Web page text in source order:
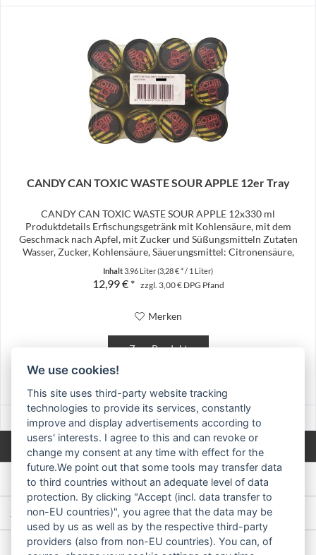
CANDY CAN TOXIC WASTE SOUR APPLE 12er Tray
CANDY CAN TOXIC WASTE SOUR APPLE 12x330 ml
Produktdetails Erfischungsgetränk mit Kohlensäure, mit dem
Geschmack nach Apfel, mit Zucker und Süßungsmitteln Zutaten
Wasser, Zucker, Kohlensäure, Säuerungsmittel: Citronensäure,
Inhalt3.96 Liter(3,28 € * / 1 Liter)
12,99 € * zzgl. 3,00 € DPG Pfand
Merken
Zum Produkt
Frachtfrei ab € 25,- Bestellwert
ÜBER UNS
SERVICE
INFORMATION
We use cookies!
This site uses third-party website tracking
technologies to provide its services, constantly
improve and display advertisements according to
users' interests. I agree to this and can revoke or
change my consent at any time with effect for the
future.We point out that some tools may transfer data
to third countries without an adequate level of data
protection. By clicking "Accept (incl. data transfer to
non-EU countries)", you agree that the data may be
used by us as well as by the respective third-party
providers (also from non-EU countries). You can, of